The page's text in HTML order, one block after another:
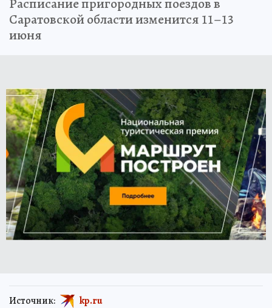
Саратовской области изменится 11–13
июня
Источник: kp.ru